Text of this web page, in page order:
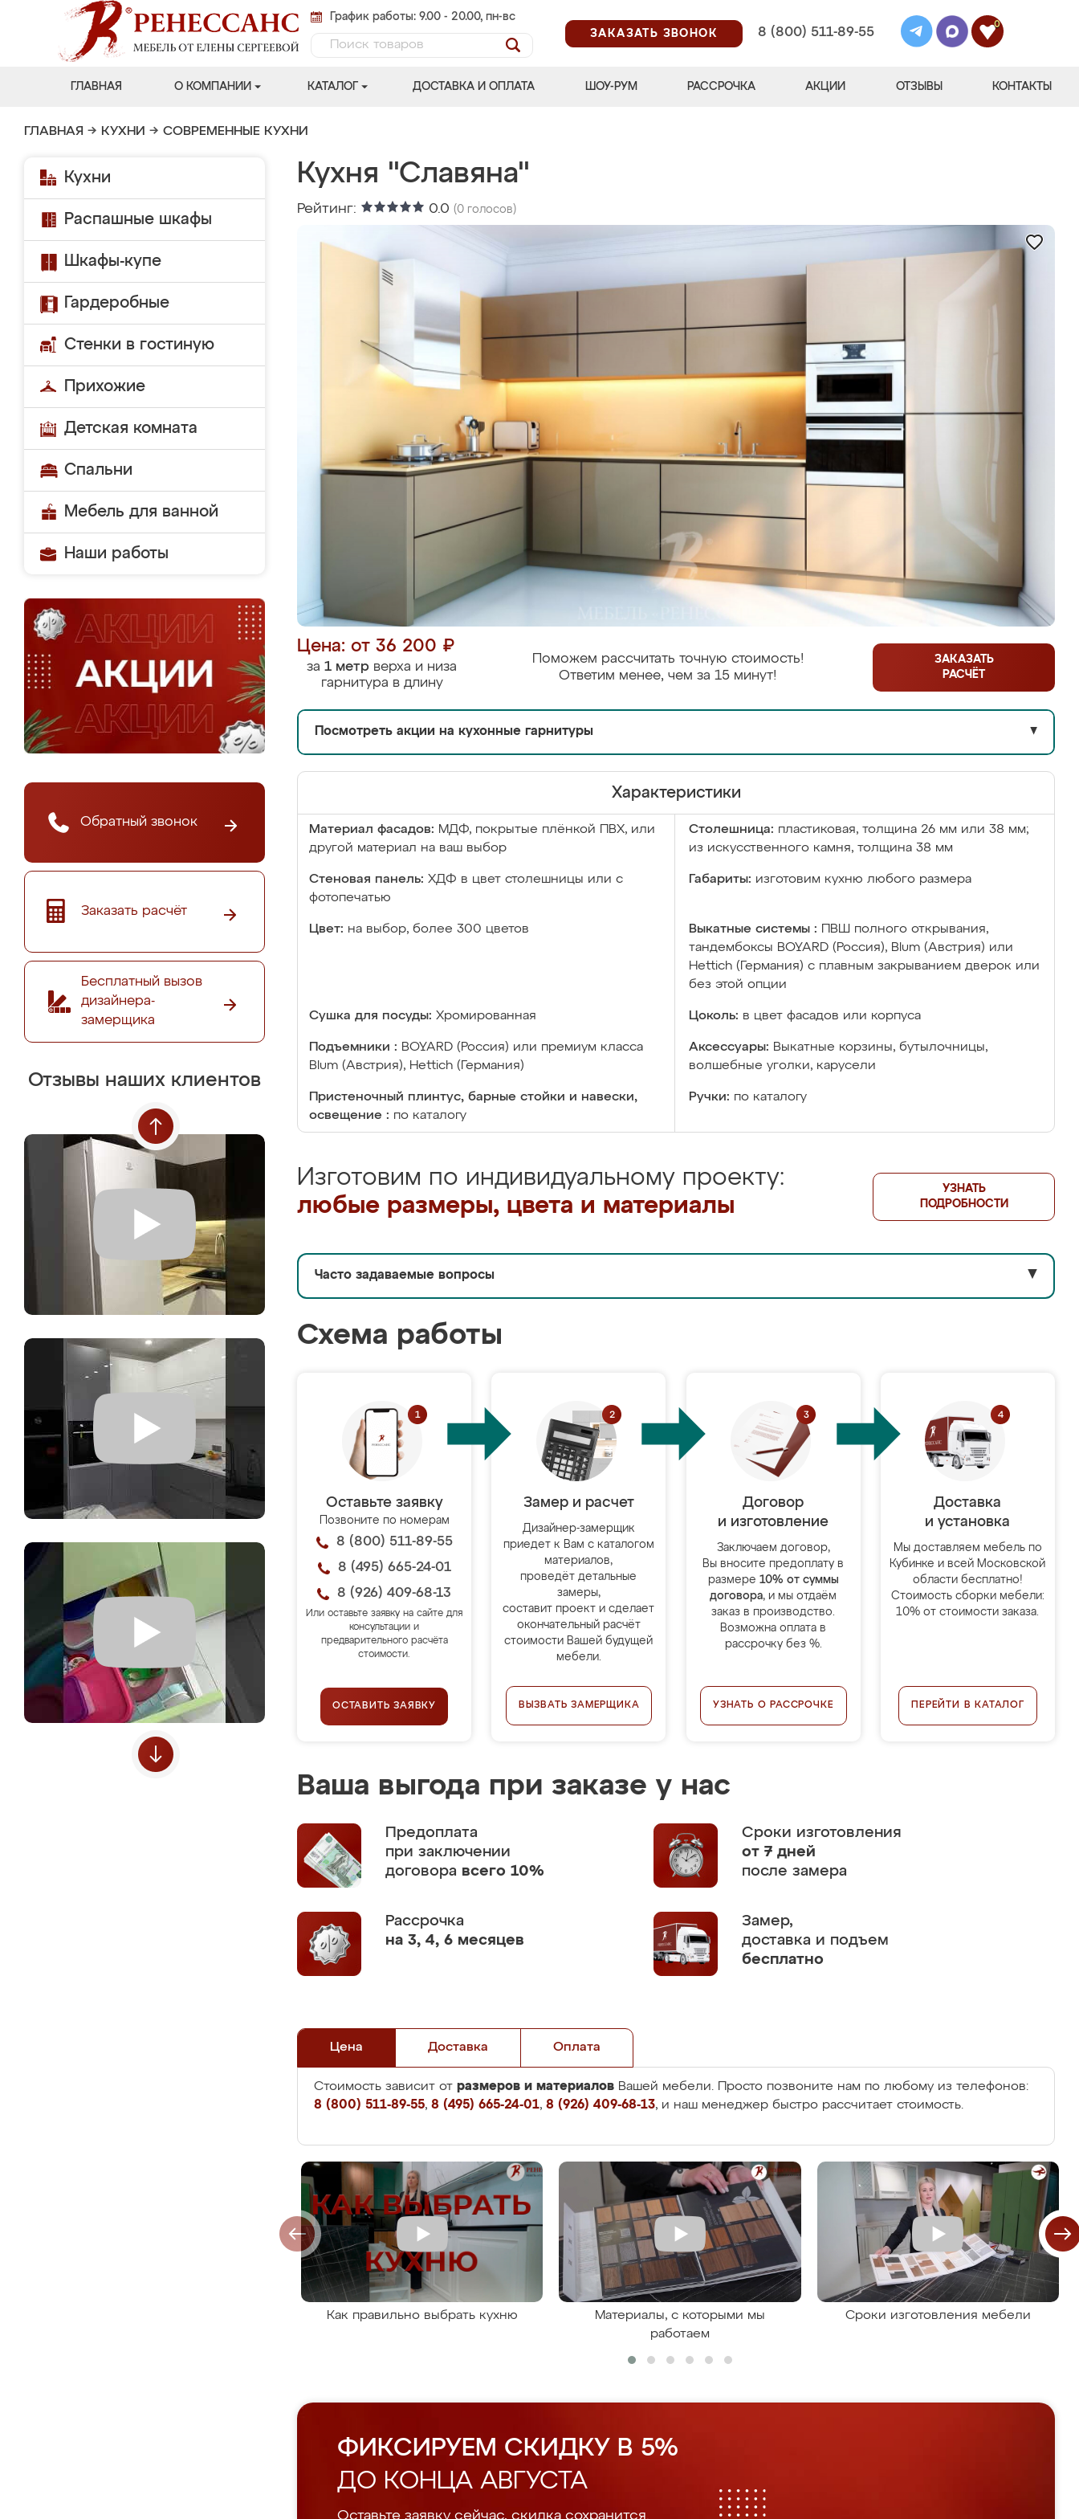
График работы: 9.00 - 20.00, пн-вс
ЗАКАЗАТЬ ЗВОНОК
8 (800) 511-89-55
0
ГЛАВНАЯ О КОМПАНИИ КАТАЛОГ ДОСТАВКА И ОПЛАТА ШОУ-РУМ РАССРОЧКА АКЦИИ ОТЗЫВЫ КОНТАКТЫ
ГЛАВНАЯ → КУХНИ → СОВРЕМЕННЫЕ КУХНИ
Кухни
Распашные шкафы
Шкафы-купе
Гардеробные
Стенки в гостиную
Прихожие
Детская комната
Спальни
Мебель для ванной
Наши работы
Обратный звонок
Заказать расчёт
Бесплатный вызов
дизайнера-
замерщика
Отзывы наших клиентов
Кухня "Славяна"
Рейтинг: 0.0 (0 голосов)
Цена: от 36 200 ₽
за 1 метр верха и низа
гарнитура в длину
Поможем рассчитать точную стоимость!
Ответим менее, чем за 15 минут!
ЗАКАЗАТЬ
РАСЧЁТ
Посмотреть акции на кухонные гарнитуры ▼
Характеристики
Материал фасадов: МДФ, покрытые плёнкой ПВХ, или
другой материал на ваш выбор
Столешница: пластиковая, толщина 26 мм или 38 мм;
из искусственного камня, толщина 38 мм
Стеновая панель: ХДФ в цвет столешницы или с
фотопечатью
Габариты: изготовим кухню любого размера
Цвет: на выбор, более 300 цветов Выкатные системы :
ПВШ полного открывания,
тандембоксы BOYARD (Россия), Blum (Австрия) или
Hettich (Германия) с плавным закрыванием дверок или
без этой опции
Сушка для посуды: Хромированная Цоколь: в цвет фасадов или корпуса
Подъемники : BOYARD (Россия) или премиум класса
Blum (Австрия), Hettich (Германия)
Аксессуары: Выкатные корзины, бутылочницы,
волшебные уголки, карусели
Пристеночный плинтус, барные стойки и навески,
освещение : по каталогу
Ручки: по каталогу
Изготовим по индивидуальному проекту:
любые размеры, цвета и материалы
УЗНАТЬ
ПОДРОБНОСТИ
Часто задаваемые вопросы ▼
Схема работы
Оставьте заявку
Позвоните по номерам
8 (800) 511-89-55
8 (495) 665-24-01
8 (926) 409-68-13
Или оставьте заявку на сайте для
консультации и
предварительного расчёта
стоимости.
ОСТАВИТЬ ЗАЯВКУ
Замер и расчет
Дизайнер-замерщик
приедет к Вам с каталогом
материалов,
проведёт детальные
замеры,
составит проект и сделает
окончательный расчёт
стоимости Вашей будущей
мебели.
ВЫЗВАТЬ ЗАМЕРЩИКА
Договор
и изготовление
Заключаем договор,
Вы вносите предоплату в
размере 10% от суммы
договора, и мы отдаём
заказ в производство.
Возможна оплата в
рассрочку без %.
УЗНАТЬ О РАССРОЧКЕ
Доставка
и установка
Мы доставляем мебель по
Кубинке и всей Московской
области бесплатно!
Стоимость сборки мебели:
10% от стоимости заказа.
ПЕРЕЙТИ В КАТАЛОГ
Ваша выгода при заказе у нас
Предоплата
при заключении
договора всего 10%
Сроки изготовления
от 7 дней
после замера
Рассрочка
на 3, 4, 6 месяцев
Замер,
доставка и подъем
бесплатно
Цена Доставка Оплата
Стоимость зависит от размеров и материалов Вашей мебели. Просто позвоните нам по любому из телефонов:
8 (800) 511-89-55, 8 (495) 665-24-01, 8 (926) 409-68-13, и наш менеджер быстро рассчитает стоимость.
Как правильно выбрать кухню
Материалы, с которыми мы
работаем
Сроки изготовления мебели
ФИКСИРУЕМ СКИДКУ В 5%
ДО КОНЦА АВГУСТА
Оставьте заявку сейчас, скидка сохранится.